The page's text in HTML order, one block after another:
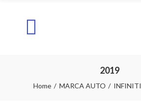
2019
Home MARCA AUTO INFINITI